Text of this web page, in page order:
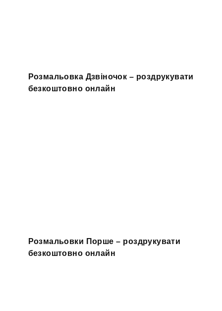
Розмальовка Дзвіночок – роздрукувати
безкоштовно онлайн
Розмальовки Порше – роздрукувати
безкоштовно онлайн